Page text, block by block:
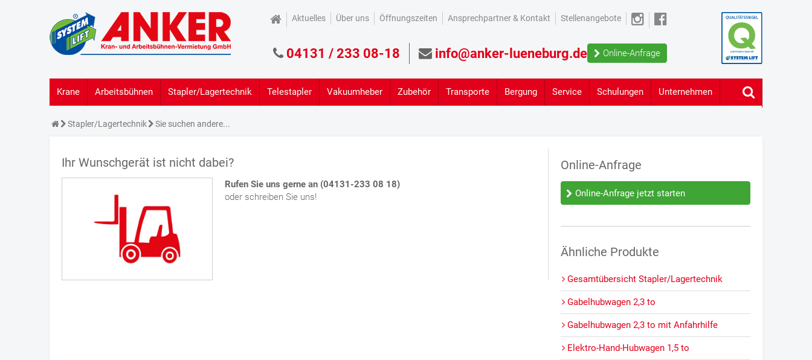
Aktuelles Über uns Öffnungszeiten Ansprechpartner & Kontakt Stellenangebote
04131 / 233 08-18 info@anker-lueneburg.de Online-Anfrage
Krane Arbeitsbühnen Stapler/Lagertechnik Telestapler Vakuumheber Zubehör Transporte Bergung Service Schulungen Unternehmen
Stapler/Lagertechnik Sie suchen andere...
Ihr Wunschgerät ist nicht dabei?
Rufen Sie uns gerne an (04131-233 08 18)
oder schreiben Sie uns!
Online-Anfrage
Online-Anfrage jetzt starten
Ähnliche Produkte
Gesamtübersicht Stapler/Lagertechnik
Gabelhubwagen 2,3 to
Gabelhubwagen 2,3 to mit Anfahrhilfe
Elektro-Hand-Hubwagen 1,5 to